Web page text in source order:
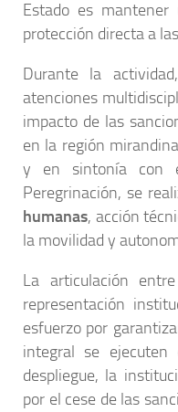
Estado es
protección directa a
Durante la
atenciones
impacto de las
en la región
y en sintonía con
Peregrinación, se
humanas, acción
la movilidad y
La articulación
representación
esfuerzo por
integral se
despliegue, la
por el cese de las